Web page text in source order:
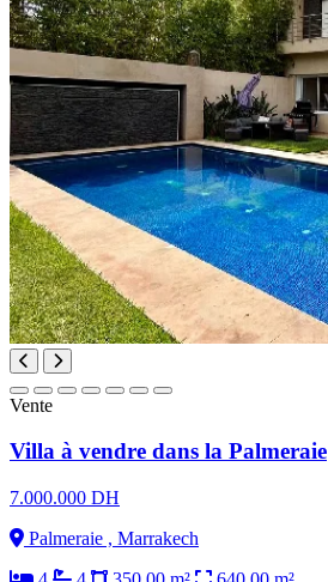
Vente
Villa à vendre dans la Palmeraie
7.000.000 DH
Palmeraie , Marrakech